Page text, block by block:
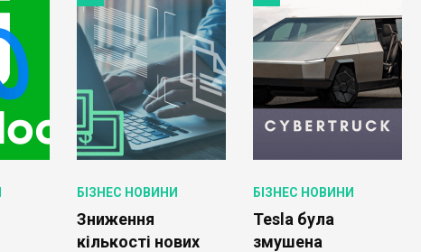
БІЗНЕС НОВИНИ
Зниження
кількості нових
БІЗНЕС НОВИНИ
Tesla була
змушена